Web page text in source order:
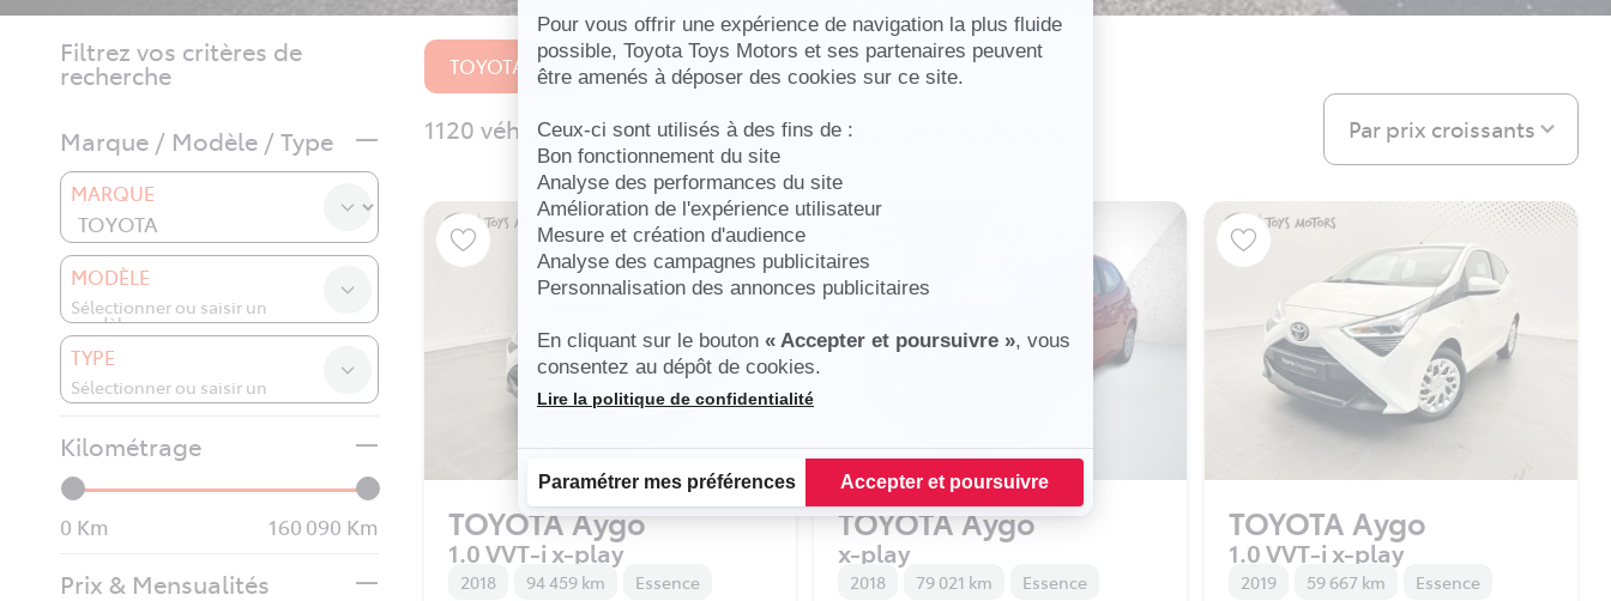
Pour vous offrir une expérience de navigation la plus fluide
possible, Toyota Toys Motors et ses partenaires peuvent
être amenés à déposer des cookies sur ce site.
Ceux-ci sont utilisés à des fins de :
Bon fonctionnement du site
Analyse des performances du site
Amélioration de l'expérience utilisateur
Mesure et création d'audience
Analyse des campagnes publicitaires
Personnalisation des annonces publicitaires
En cliquant sur le bouton « Accepter et poursuivre », vous
consentez au dépôt de cookies.
Plateforme de Gestion du Consentement : Personnalisez vos Options
Lire la politique de confidentialité
Paramétrer mes préférences Accepter et poursuivre
Axeptio consent
Filtrez vos critères de
recherche
Marque / Modèle / Type
MARQUE
MODÈLE
TYPE
Kilométrage
0 160 090
Prix & Mensualités
TOYOTA
Réinitialiser
1120 véhicules en stock correspondent à votre recherche
Par prix croissants
TOYOTA Aygo
1.0 VVT-i x-play
2018 94 459 km
Essence
TOYOTA Aygo
x-play
2018 79 021 km
Essence
TOYOTA Aygo
1.0 VVT-i x-play
2019 59 667 km
Essence